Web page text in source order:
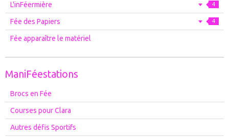
L'inFéermière 4
Fée des Papiers 4
Fée apparaître le matériel
ManiFéestations
Brocs en Fée
Courses pour Clara
Autres défis Sportifs